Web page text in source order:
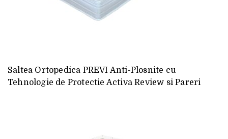
Saltea Ortopedica PREVI Anti-Plosnite cu
Tehnologie de Protectie Activa Review si Pareri